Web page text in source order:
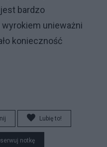
bardzo
unieważni
konieczność
Lubię to!
notkę